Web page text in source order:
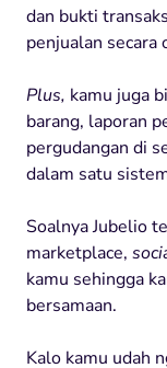
dan bukti
penjualan secara
Plus, kamu juga
barang, laporan
pergudangan di
dalam satu
Soalnya Jubelio
marketplace,
kamu sehingga
bersamaan.
Kalo kamu udah